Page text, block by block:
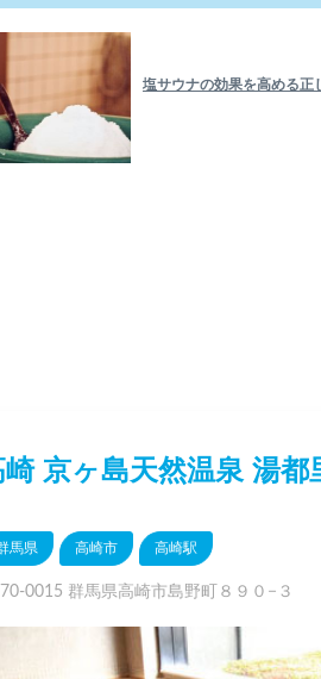
塩サウナの効果を高める正
京ヶ島天然温泉 湯都
馬県 高崎市 高崎駅
0015 群馬県高崎市島野町８９０−３